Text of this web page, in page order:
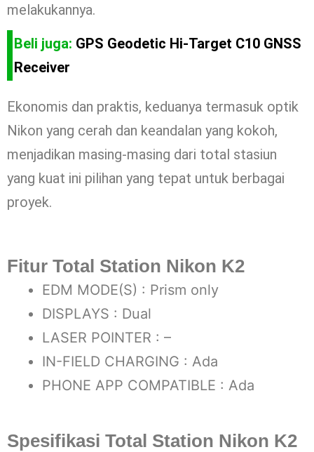
melakukannya.
Beli juga: GPS Geodetic Hi-Target C10 GNSS
Receiver
Ekonomis dan praktis, keduanya termasuk optik
Nikon yang cerah dan keandalan yang kokoh,
menjadikan masing-masing dari total stasiun
yang kuat ini pilihan yang tepat untuk berbagai
proyek.
Fitur Total Station Nikon K2
EDM MODE(S) : Prism only
DISPLAYS : Dual
LASER POINTER : –
IN-FIELD CHARGING : Ada
PHONE APP COMPATIBLE : Ada
Spesifikasi Total Station Nikon K2